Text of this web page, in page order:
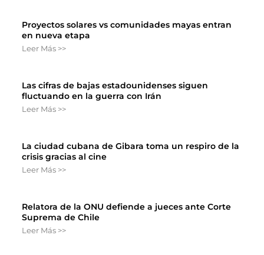
Proyectos solares vs comunidades mayas entran
en nueva etapa
Leer Más >>
Las cifras de bajas estadounidenses siguen
fluctuando en la guerra con Irán
Leer Más >>
La ciudad cubana de Gibara toma un respiro de la
crisis gracias al cine
Leer Más >>
Relatora de la ONU defiende a jueces ante Corte
Suprema de Chile
Leer Más >>